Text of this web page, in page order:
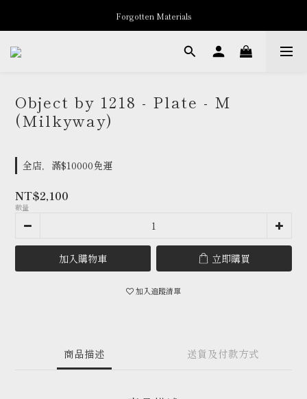
New Arrivals
Forgotten Materials
Professor.E Seasonal Sale up to 50% Off
Object by 1218 - Plate - M
(Milkyway)
全店，滿$10000免運
NT$2,100
數量
加入購物車 立即購買
加入追蹤清單
商品描述 送貨及付款方式